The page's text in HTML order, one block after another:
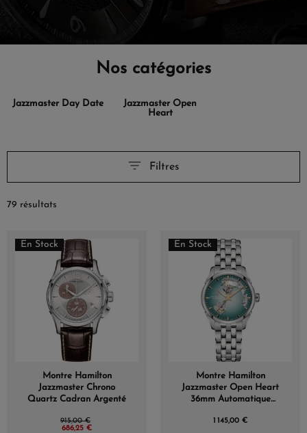
Nos catégories
Jazzmaster Day Date
Jazzmaster Open
Heart
Filtres
79 résultats
En Stock
Montre Hamilton
Jazzmaster Chrono
Quartz Cadran Argenté
915,00 €
686,25 €
En Stock
Montre Hamilton
Jazzmaster Open Heart
36mm Automatique
1 145,00 €